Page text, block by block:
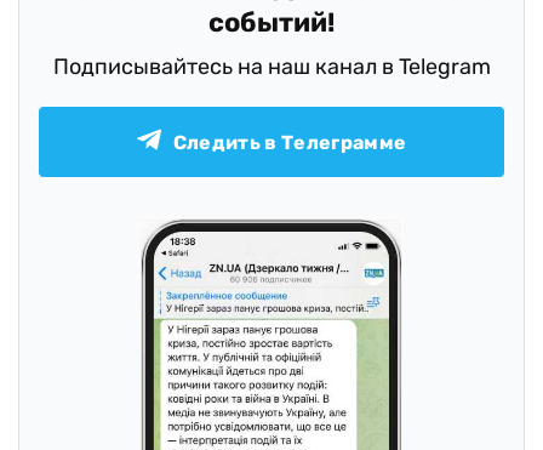
событий!
Подписывайтесь на наш канал в Telegram
Следить в Телеграмме